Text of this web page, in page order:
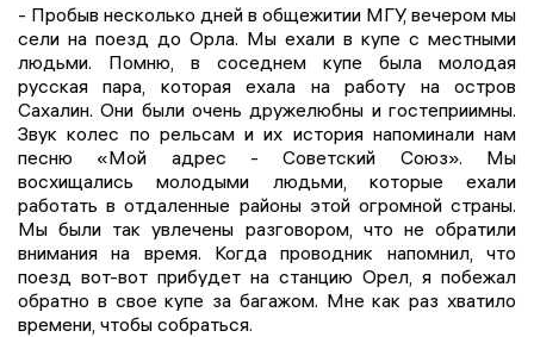
- Пробыв несколько дней в общежитии МГУ, вечером мы
сели на поезд до Орла. Мы ехали в купе с местными
людьми. Помню, в соседнем купе была молодая
русская пара, которая ехала на работу на остров
Сахалин. Они были очень дружелюбны и гостеприимны.
Звук колес по рельсам и их история напоминали нам
песню «Мой адрес - Советский Союз». Мы
восхищались молодыми людьми, которые ехали
работать в отдаленные районы этой огромной страны.
Мы были так увлечены разговором, что не обратили
внимания на время. Когда проводник напомнил, что
поезд вот-вот прибудет на станцию Орел, я побежал
обратно в свое купе за багажом. Мне как раз хватило
времени, чтобы собраться.